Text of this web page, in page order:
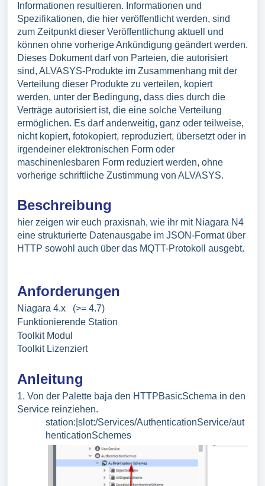
Informationen resultieren. Informationen und
Spezifikationen, die hier veröffentlicht werden, sind
zum Zeitpunkt dieser Veröffentlichung aktuell und
können ohne vorherige Ankündigung geändert werden.
Dieses Dokument darf von Parteien, die autorisiert
sind, ALVASYS-Produkte im Zusammenhang mit der
Verteilung dieser Produkte zu verteilen, kopiert
werden, unter der Bedingung, dass dies durch die
Verträge autorisiert ist, die eine solche Verteilung
ermöglichen. Es darf anderweitig, ganz oder teilweise,
nicht kopiert, fotokopiert, reproduziert, übersetzt oder in
irgendeiner elektronischen Form oder
maschinenlesbaren Form reduziert werden, ohne
vorherige schriftliche Zustimmung von ALVASYS.
Beschreibung
hier zeigen wir euch praxisnah, wie ihr mit Niagara N4
eine strukturierte Datenausgabe im JSON-Format über
HTTP sowohl auch über das MQTT-Protokoll ausgebt.
Anforderungen
Niagara 4.x (>= 4.7)
Funktionierende Station
Toolkit Modul
Toolkit Lizenziert
Anleitung
1. Von der Palette baja den HTTPBasicSchema in den
Service reinziehen.
station:|slot:/Services/AuthenticationService/aut
henticationSchemes